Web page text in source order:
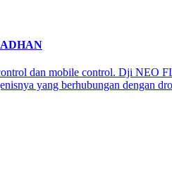
dan mobile control. Dji
yang berhubungan dengan